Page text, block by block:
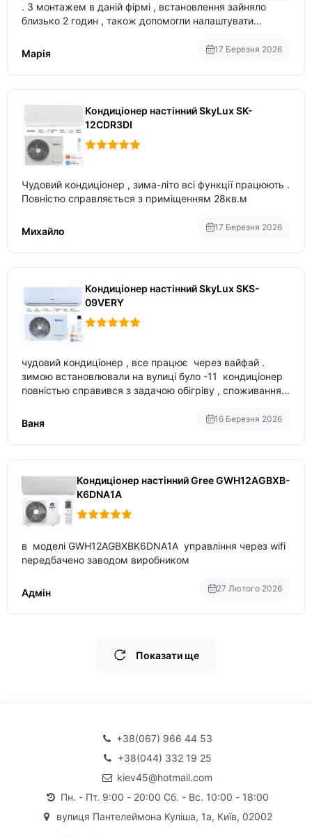
. З монтажем в даній фірмі , встановлення зайняло
близько 2 годин , також допомогли налаштувати
Марія
17 Березня 2026
Кондиціонер настінний SkyLux SK-
12CDR3DI
Чудовий кондиціонер , зима-літо всі функції працюють .
Повністю справляється з приміщенням 28кв.м
Михайло 17 Березня 2026
Кондиціонер настінний SkyLux SKS-
09VERY
чудовий кондиціонер , все працює через вайфай .
зимою встановлювали на вулиці було -11 кондиціонер
повністью справився з задачою обігріву , споживання
температури
Ваня 16 Березня 2026
Кондиціонер настінний Gree GWH12AGBXB-
K6DNA1A
в моделі GWH12AGBXBK6DNA1A управління через wifi
передбачено заводом виробником
Адмін 27 Лютого 2026
Показати ще
+38(067) 966 44 53
+38(044) 332 19 25
kiev45@hotmail.com
Пн. - Пт. 9:00 - 20:00 Сб. - Вс. 10:00 - 18:00
вулиця Пантелеймона Куліша, 1а, Київ, 02002